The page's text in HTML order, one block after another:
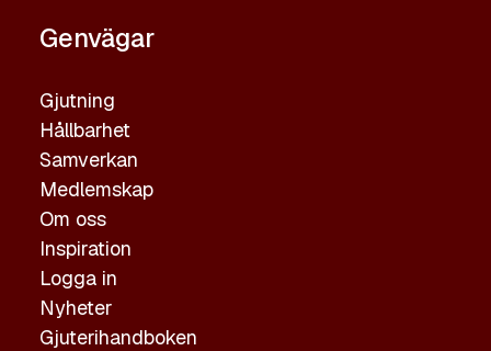
Genvägar
Gjutning
Hållbarhet
Samverkan
Medlemskap
Om oss
Inspiration
Logga in
Nyheter
Gjuterihandboken